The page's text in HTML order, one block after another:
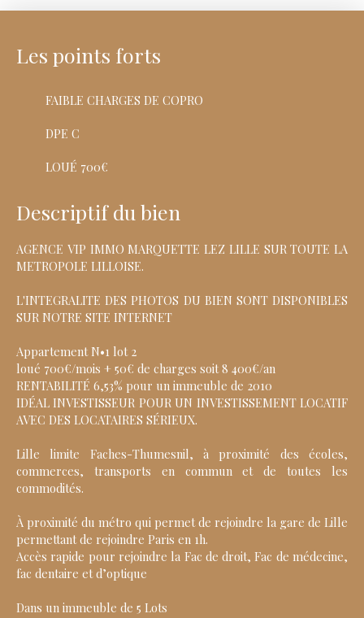
Les points forts
FAIBLE CHARGES DE COPRO
DPE C
LOUÉ 700€
Descriptif du bien
AGENCE VIP IMMO MARQUETTE LEZ LILLE SUR TOUTE LA
METROPOLE LILLOISE.
L'INTEGRALITE DES PHOTOS DU BIEN SONT DISPONIBLES
SUR NOTRE SITE INTERNET
Appartement N•1 lot 2
loué 700€/mois + 50€ de charges soit 8 400€/an
RENTABILITÉ 6,53% pour un immeuble de 2010
IDÉAL INVESTISSEUR POUR UN INVESTISSEMENT LOCATIF
AVEC DES LOCATAIRES SÉRIEUX.
Lille limite Faches-Thumesnil, à proximité des écoles,
commerces, transports en commun et de toutes les
commodités.
À proximité du métro qui permet de rejoindre la gare de Lille
permettant de rejoindre Paris en 1h.
Accès rapide pour rejoindre la Fac de droit, Fac de médecine,
fac dentaire et d’optique
Dans un immeuble de 5 Lots